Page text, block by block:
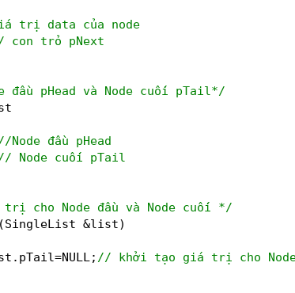
trị data của node
con trỏ pNext
đầu pHead và Node cuối pTail*/
Node đầu pHead
Node cuối pTail
cho Node đầu và Node cuối */
&list)
// khởi tạo giá trị cho